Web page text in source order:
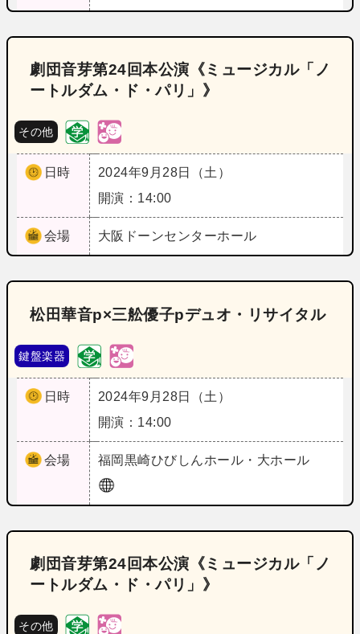
劇団音芽第24回本公演《ミュージカル「ノ
ートルダム・ド・パリ」》
その他
日時
2024年9月28日（土）
開演：14:00
会場 大阪 ドーンセンターホール
松田華音p×三舩優子pデュオ・リサイタル
鍵盤楽器
日時
2024年9月28日（土）
開演：14:00
会場 福岡黒崎ひびしんホール・大ホール
劇団音芽第24回本公演《ミュージカル「ノ
ートルダム・ド・パリ」》
その他